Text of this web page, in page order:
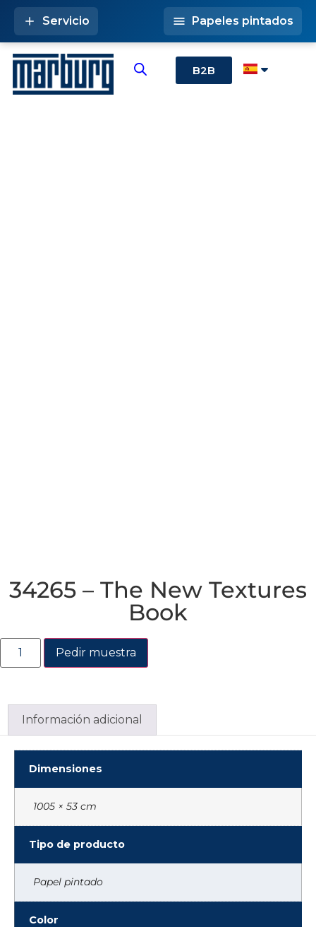
B2B
Servicio Papeles pintados
34265 – The New Textures
Book
Pedir muestra
Información adicional
Dimensiones
1005 × 53 cm
Tipo de producto
Papel pintado
Color